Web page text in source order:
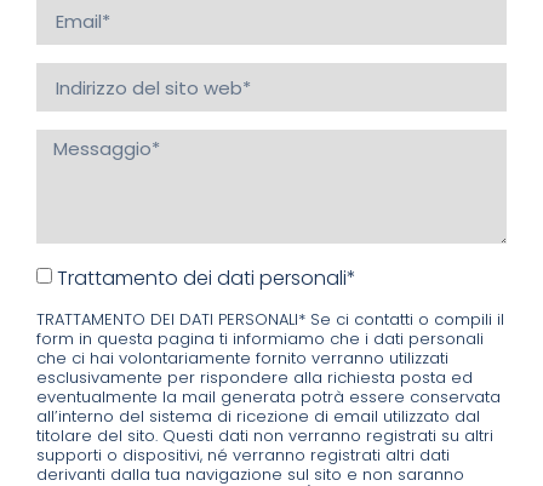
Trattamento dei dati personali*
TRATTAMENTO DEI DATI PERSONALI* Se ci contatti o compili il
form in questa pagina ti informiamo che i dati personali
che ci hai volontariamente fornito verranno utilizzati
esclusivamente per rispondere alla richiesta posta ed
eventualmente la mail generata potrà essere conservata
all’interno del sistema di ricezione di email utilizzato dal
titolare del sito. Questi dati non verranno registrati su altri
supporti o dispositivi, né verranno registrati altri dati
derivanti dalla tua navigazione sul sito e non saranno